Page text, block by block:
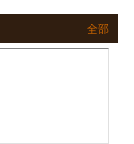
全部